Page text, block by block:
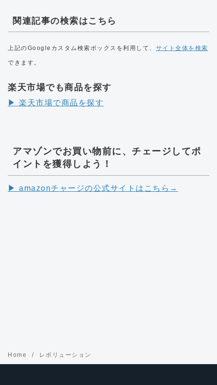
関連記事の検索はこちら
上記のGoogleカスタム検索ボックスを利用して、 サイト全体を検索
できます。
楽天市場でも商品を探す
▶︎ 楽天市場で商品を探す
アマゾンでお買い物前に、チェージしてポ
イントを獲得しよう！
▶︎ amazonチャージの公式サイトはこちら→
Home レボリューション